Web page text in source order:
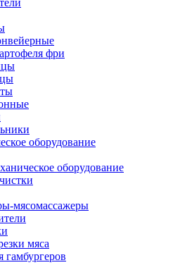
фри
оборудование
оборудование
мясомассажеры
мяса
гамбургеров